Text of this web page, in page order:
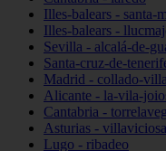
Illes-balears - santa-
Illes-balears -
Sevilla - alcalá-de-
Santa-cruz-de-
Madrid - collado-
Alicante - la-vila-
Cantabria -
Asturias - villaviciosa
Lugo - ribadeo